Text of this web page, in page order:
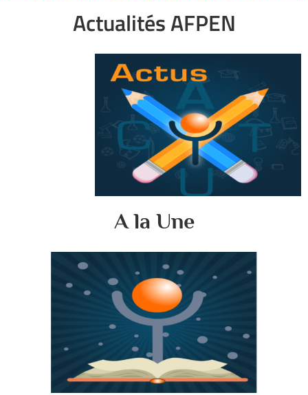
Actualités AFPEN
A la Une